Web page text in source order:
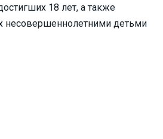
18 лет, а также
несовершеннолетними детьми